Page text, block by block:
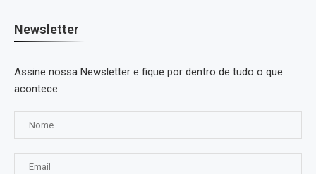
Newsletter
Assine nossa Newsletter e fique por dentro de tudo o que
acontece.